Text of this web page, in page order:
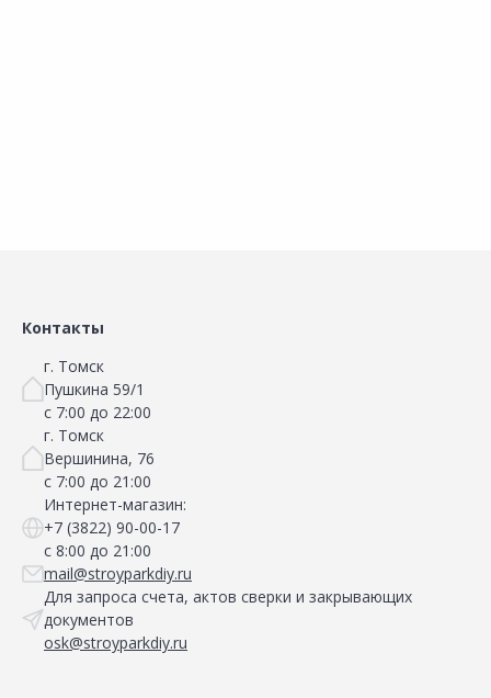
Контакты
г. Томск
Пушкина 59/1
с 7:00 до 22:00
г. Томск
Вершинина, 76
с 7:00 до 21:00
Интернет-магазин:
+7 (3822) 90-00-17
с 8:00 до 21:00
mail@stroyparkdiy.ru
Для запроса счета, актов сверки и закрывающих
документов
osk@stroyparkdiy.ru